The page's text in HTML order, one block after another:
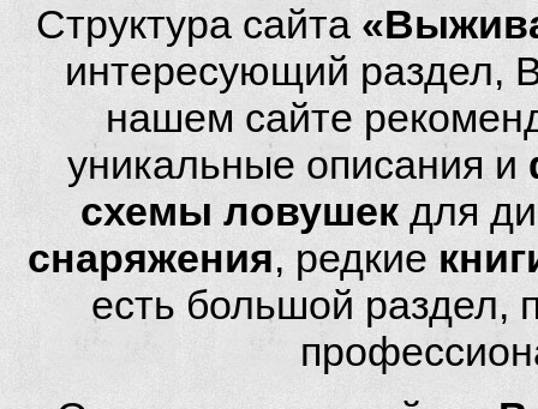
Структура сайта
интересующий раздел,
нашем сайте
уникальные описания и
схемы ловушек для
снаряжения, редкие
есть большой